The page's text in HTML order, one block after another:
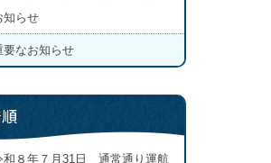
知らせ
要なお知らせ
和８年７月31日 通常通り運航